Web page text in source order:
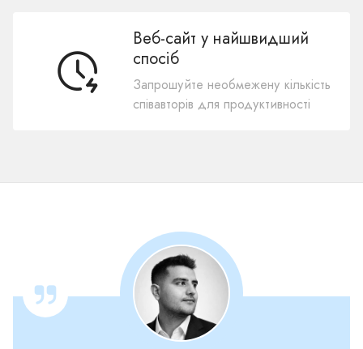
Веб-сайт у найшвидший
спосіб
Запрошуйте необмежену кількість
співавторів для продуктивності